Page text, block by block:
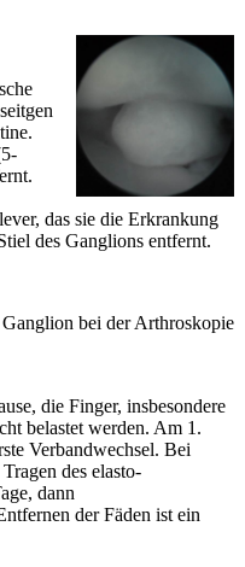
das sie die Erkrankung
des Ganglions entfernt.
bei der Arthroskopie
die Finger, insbesondere
belastet werden. Am 1.
Verbandwechsel. Bei
des elasto-
dann
der Fäden ist ein